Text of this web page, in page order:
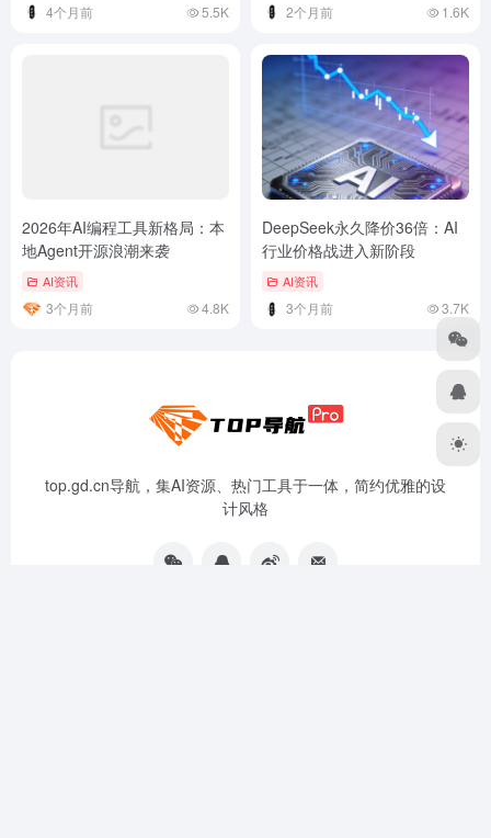
4个月前 5.5K 2个月前 1.6K
2026年AI编程工具新格局：本
地Agent开源浪潮来袭
AI资讯
3个月前 4.8K
DeepSeek永久降价36倍：AI
行业价格战进入新阶段
AI资讯
3个月前 3.7K
top.gd.cn导航，集AI资源、热门工具于一体，简约优雅的设
计风格